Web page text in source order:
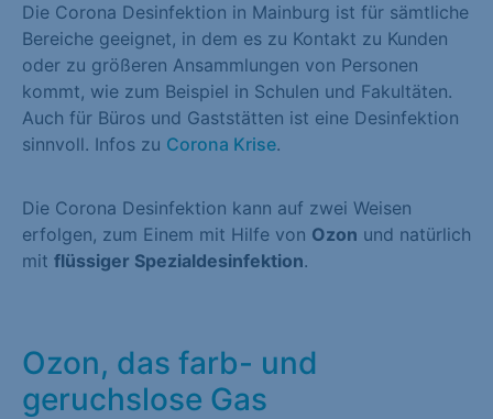
Die Corona Desinfektion in Mainburg ist für sämtliche
Bereiche geeignet, in dem es zu Kontakt zu Kunden
oder zu größeren Ansammlungen von Personen
kommt, wie zum Beispiel in Schulen und Fakultäten.
Auch für Büros und Gaststätten ist eine Desinfektion
sinnvoll. Infos zu Corona Krise.
Die Corona Desinfektion kann auf zwei Weisen
erfolgen, zum Einem mit Hilfe von Ozon und natürlich
mit flüssiger Spezialdesinfektion.
Ozon, das farb- und
geruchslose Gas